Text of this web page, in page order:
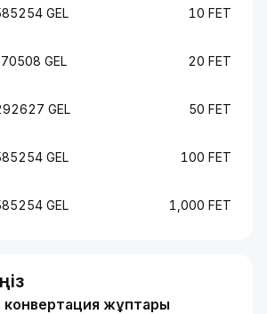
GEL 10 FET
GEL 20 FET
GEL 50 FET
GEL 100 FET
GEL 1,000 FET
конвертация жұптары